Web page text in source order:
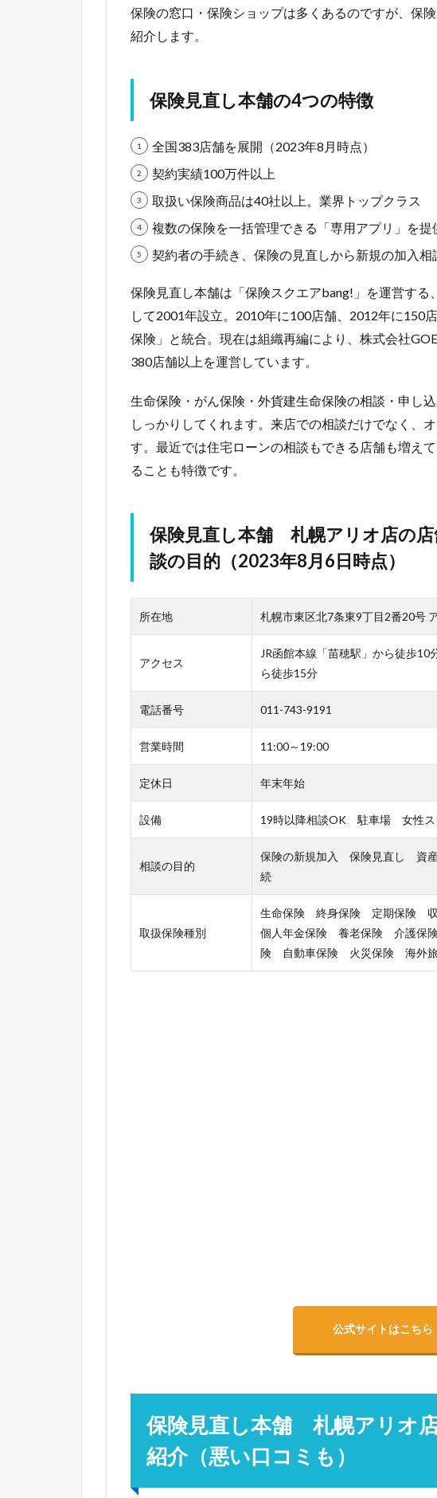
保険の窓口・保険ショップは多くあるのですが、保
紹介します。
保険見直し本舗の4つの特徴
全国383店舗を展開（2023年8月時点）
契約実績100万件以上
取扱い保険商品は40社以上。業界トップクラス
複数の保険を一括管理できる「専用アプリ」を提
契約者の手続き、保険の見直しから新規の加入相
保険見直し本舗は「保険スクエアbang!」を運営する
して2001年設立。2010年に100店舗、2012年に150
保険」と統合。現在は組織再編により、株式会社
380店舗以上を運営しています。
生命保険・がん保険・外貨建生命保険の相談・申し
しっかりしてくれます。来店での相談だけでなく、
す。最近では住宅ローンの相談もできる店舗も増え
ることも特徴です。
保険見直し本舗 札幌アリオ店の店
談の目的（2023年8月6日時点）
所在地 札幌市東区北7条東9丁目2番20号
アクセス
JR函館本線「苗穂駅」から徒歩
ら徒歩15分
電話番号 011-743-9191
営業時間 11:00～19:00
定休日 年末年始
設備 19時以降相談OK 駐車場 女性
相談の目的
保険の新規加入 保険見直し 資
続
取扱保険種別
生命保険 終身保険 定期保険
個人年金保険 養老保険 介護保
険 自動車保険 火災保険 海外
公式サイトはこちら
保険見直し本舗 札幌アリオ
紹介（悪い口コミも）